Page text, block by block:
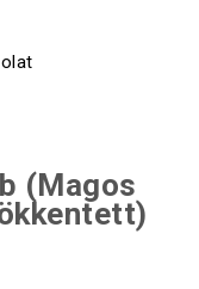
(magos